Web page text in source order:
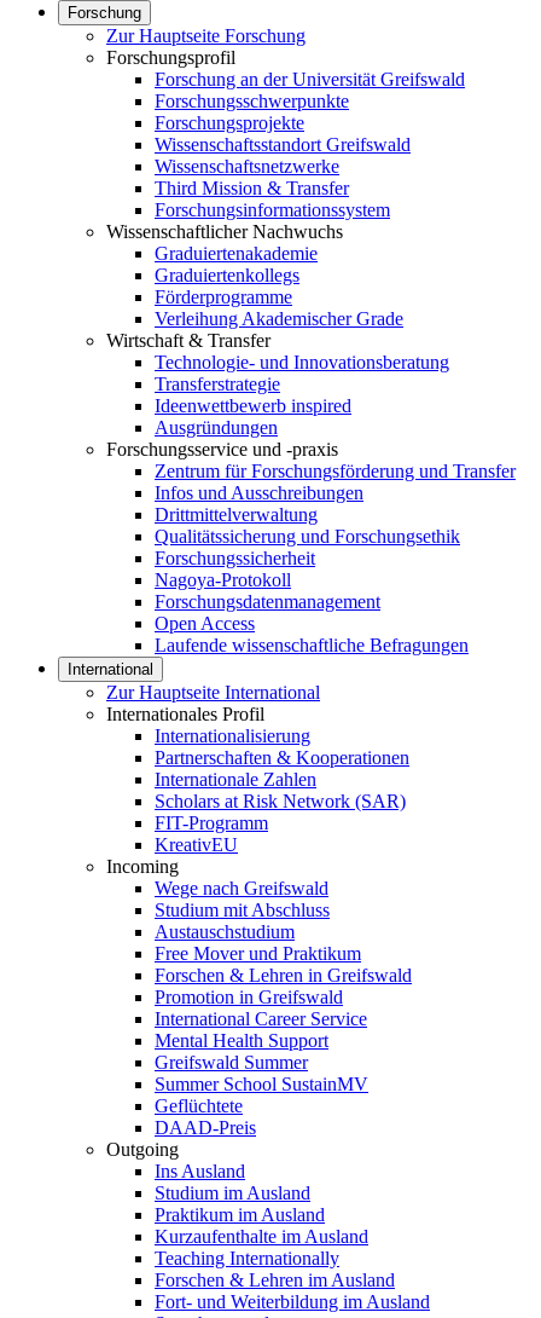
Forschung
Zur Hauptseite Forschung
Forschungsprofil
Forschung an der Universität Greifswald
Forschungsschwerpunkte
Forschungsprojekte
Wissenschaftsstandort Greifswald
Wissenschaftsnetzwerke
Third Mission & Transfer
Forschungsinformationssystem
Wissenschaftlicher Nachwuchs
Graduiertenakademie
Graduiertenkollegs
Förderprogramme
Verleihung Akademischer Grade
Wirtschaft & Transfer
Technologie- und Innovationsberatung
Transferstrategie
Ideenwettbewerb inspired
Ausgründungen
Forschungsservice und -praxis
Zentrum für Forschungsförderung und Transfer
Infos und Ausschreibungen
Drittmittelverwaltung
Qualitätssicherung und Forschungsethik
Forschungssicherheit
Nagoya-Protokoll
Forschungsdatenmanagement
Open Access
Laufende wissenschaftliche Befragungen
International
Zur Hauptseite International
Internationales Profil
Internationalisierung
Partnerschaften & Kooperationen
Internationale Zahlen
Scholars at Risk Network (SAR)
FIT-Programm
KreativEU
Incoming
Wege nach Greifswald
Studium mit Abschluss
Austauschstudium
Free Mover und Praktikum
Forschen & Lehren in Greifswald
Promotion in Greifswald
International Career Service
Mental Health Support
Greifswald Summer
Summer School SustainMV
Geflüchtete
DAAD-Preis
Outgoing
Ins Ausland
Studium im Ausland
Praktikum im Ausland
Kurzaufenthalte im Ausland
Teaching Internationally
Forschen & Lehren im Ausland
Fort- und Weiterbildung im Ausland